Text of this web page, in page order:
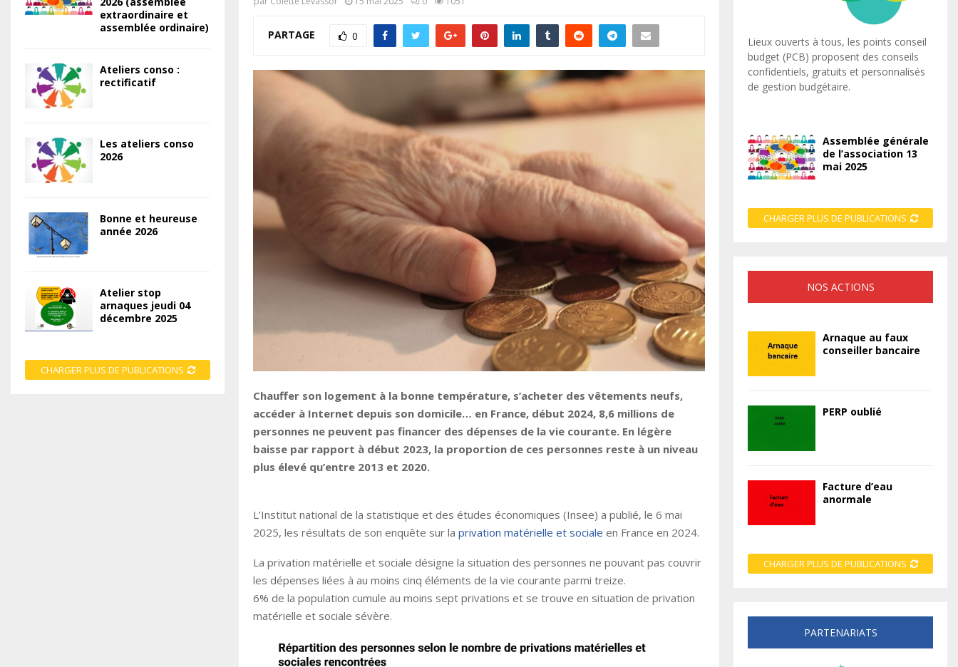
PARTAGE 0
Chauffer son logement à la bonne température, s’acheter des vêtements neufs,
accéder à Internet depuis son domicile… en France, début 2024, 8,6 millions de
personnes ne peuvent pas financer des dépenses de la vie courante. En légère
baisse par rapport à début 2023, la proportion de ces personnes reste à un niveau
plus élevé qu’entre 2013 et 2020.
L’Institut national de la statistique et des études économiques (Insee) a publié, le 6 mai
2025, les résultats de son enquête sur la privation matérielle et sociale en France en 2024.
La privation matérielle et sociale désigne la situation des personnes ne pouvant pas couvrir
les dépenses liées à au moins cinq éléments de la vie courante parmi treize.
6% de la population cumule au moins sept privations et se trouve en situation de privation
matérielle et sociale sévère.
extraordinaire et
assemblée ordinaire)
Ateliers conso :
rectificatif
Les ateliers conso
2026
Bonne et heureuse
année 2026
Atelier stop
arnaques jeudi 04
décembre 2025
CHARGER PLUS DE PUBLICATIONS
Lieux ouverts à tous, les points conseil
budget (PCB) proposent des conseils
confidentiels, gratuits et personnalisés
de gestion budgétaire.
Assemblée générale
de l’association 13
mai 2025
CHARGER PLUS DE PUBLICATIONS
NOS ACTIONS
Arnaque au faux
conseiller bancaire
PERP oublié
Facture d’eau
anormale
CHARGER PLUS DE PUBLICATIONS
PARTENARIATS